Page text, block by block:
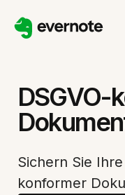
DSGVO-
Sichern Sie
konformer